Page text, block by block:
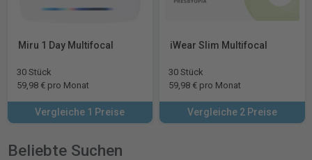
Miru 1 Day Multifocal
30 Stück
59,98 € pro Monat
Vergleiche 1 Preise
iWear Slim Multifocal
30 Stück
59,98 € pro Monat
Vergleiche 2 Preise
Beliebte Suchen